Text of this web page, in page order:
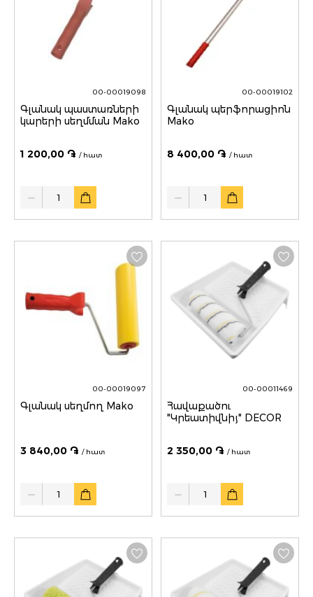
00-00019098
Գլանակ պաստառների
կարերի սեղմման Mako
1 200,00 ֏ / հատ
Quantity
00-00019102
Գլանակ պերֆորացիոն
Mako
8 400,00 ֏ / հատ
Quantity
00-00019097
Գլանակ սեղմող Mako
3 840,00 ֏ / հատ
Quantity
00-00011469
Հավաքածու
"Կրեատիվնիյ" DECOR
2 350,00 ֏ / հատ
Quantity